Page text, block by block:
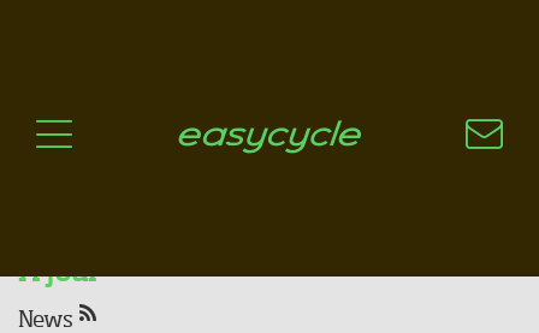
Les choix technologiques
Nos critères de sélection
A jour
News